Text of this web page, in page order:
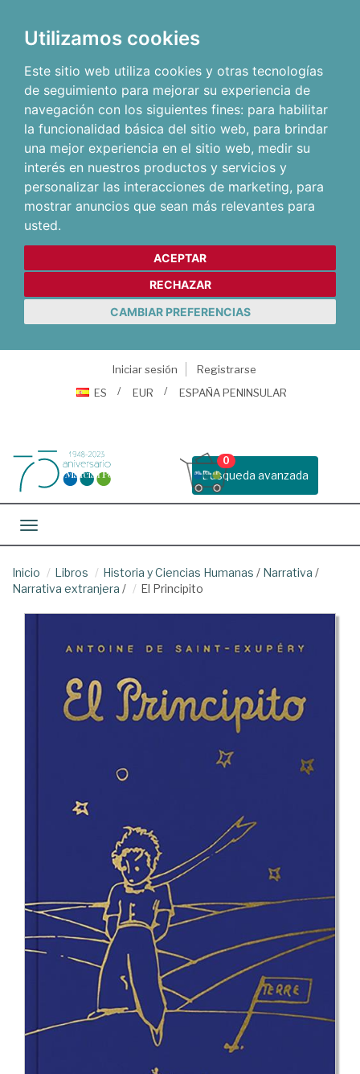
Utilizamos cookies
Este sitio web utiliza cookies y otras tecnologías
de seguimiento para mejorar su experiencia de
navegación con los siguientes fines: para habilitar
la funcionalidad básica del sitio web, para brindar
una mejor experiencia en el sitio web, medir su
interés en nuestros productos y servicios y
personalizar las interacciones de marketing, para
mostrar anuncios que sean más relevantes para
usted.
ACEPTAR
RECHAZAR
CAMBIAR PREFERENCIAS
Iniciar sesión
Registrarse
ES
EUR ESPAÑA PENINSULAR
Busqueda avanzada
0
Toggle navigation
Inicio Libros Historia y Ciencias Humanas / Narrativa /
Narrativa extranjera / El Principito